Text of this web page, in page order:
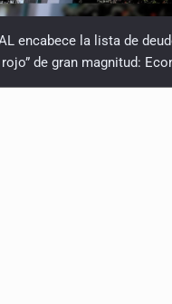
encabece la lista de
de gran magnitud: